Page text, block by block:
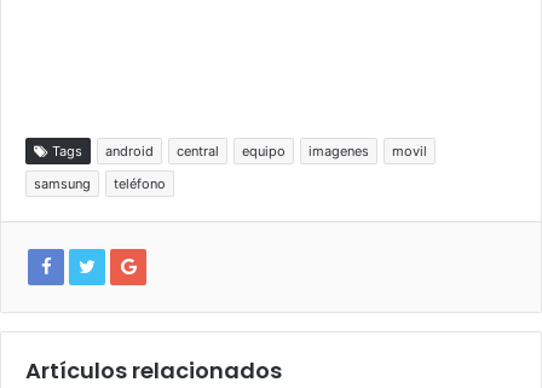
Tags android central equipo imagenes
movil
samsung
teléfono
Artículos relacionados